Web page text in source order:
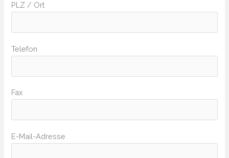
PLZ / Ort
Telefon
Fax
E-Mail-Adresse